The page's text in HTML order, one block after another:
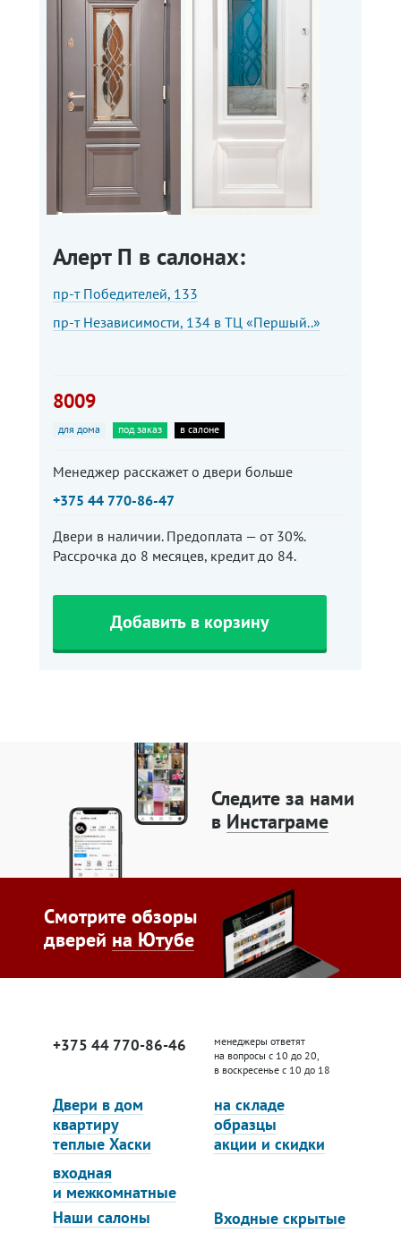
Алерт П в салонах:
пр-т Победителей, 133
пр-т Независимости, 134 в ТЦ «Першый..»
8009
для дома под заказ в салоне
Менеджер расскажет о двери больше
+375 44 770-86-47
Двери в наличии. Предоплата — от 30%.
Рассрочка до 8 месяцев, кредит до 84.
Добавить в корзину
Следите за нами
в Инстаграме
Смотрите обзоры
дверей на Ютубе
Двери в дом
квартиру
теплые Хаски
на складе
образцы
акции и скидки
входная
и межкомнатные
+375 44 770-86-46
менеджеры ответят
на вопросы с 10 до 20,
в воскресенье с 10 до 18
Наши салоны
Входные скрытые